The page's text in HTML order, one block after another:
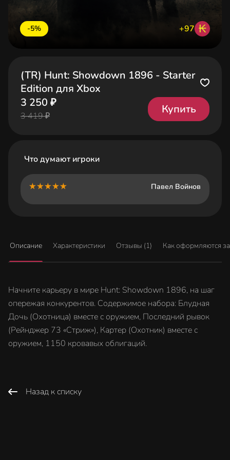
-5% +97 ₭
(TR) Hunt: Showdown 1896 - Starter
Edition для Xbox
3 250 ₽
3 419 ₽
Купить
Что думают игроки
Павел Войнов
Описание Характеристики Отзывы (1) Как оформляются
Начните карьеру в мире Hunt: Showdown 1896, на шаг
опережая конкурентов. Содержимое набора: Блудная
Дочь (Охотница) вместе с оружием, Последний рывок
(Рейнджер 73 «Стриж»), Картер (Охотник) вместе с
оружием, 1150 кровавых облигаций.
Назад к списку